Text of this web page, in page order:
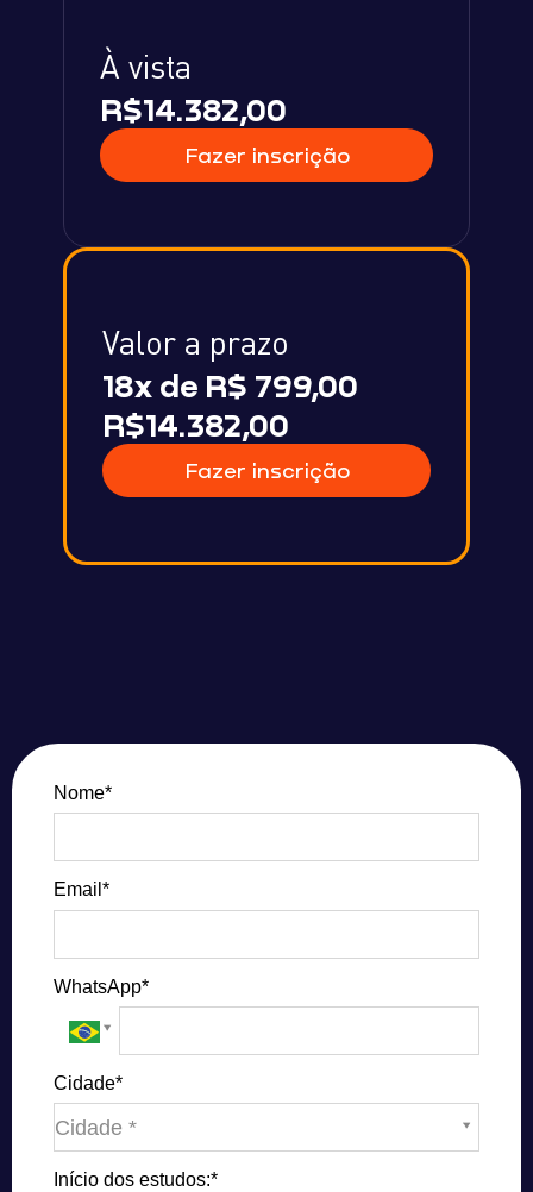
À vista
R$14.382,00
Fazer inscrição
Valor a prazo
18x de R$ 799,00
R$14.382,00
Fazer inscrição
Nome*
Email*
WhatsApp*
Cidade*
Cidade *
Cidade*
Início dos estudos:*